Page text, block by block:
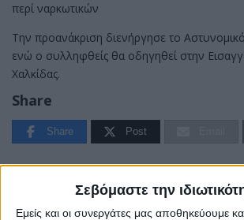
Σεβόμαστε την
Εμείς και οι συνεργάτες μας αποθηκεύουμε
περί ναρκωτικών
Την προανάκριση διενήργησε το
ενώ ο συλληφθείς θα οδηγηθεί στην
Χαλκίδας.
Share
Share Post